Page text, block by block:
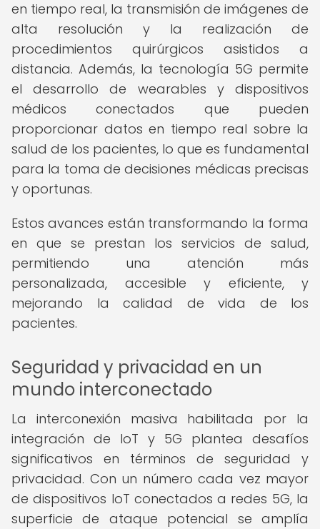
en tiempo real, la transmisión de imágenes de
alta resolución y la realización de
procedimientos quirúrgicos asistidos a
distancia. Además, la tecnología 5G permite
el desarrollo de wearables y dispositivos
médicos conectados que pueden
proporcionar datos en tiempo real sobre la
salud de los pacientes, lo que es fundamental
para la toma de decisiones médicas precisas
y oportunas.
Estos avances están transformando la forma
en que se prestan los servicios de salud,
permitiendo una atención más
personalizada, accesible y eficiente, y
mejorando la calidad de vida de los
pacientes.
Seguridad y privacidad en un
mundo interconectado
La interconexión masiva habilitada por la
integración de IoT y 5G plantea desafíos
significativos en términos de seguridad y
privacidad. Con un número cada vez mayor
de dispositivos IoT conectados a redes 5G, la
superficie de ataque potencial se amplía